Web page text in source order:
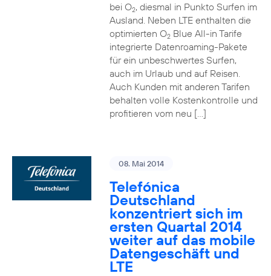
bei O2, diesmal in Punkto Surfen im
Ausland. Neben LTE enthalten die
optimierten O2Blue All-in Tarife
integrierte Datenroaming-Pakete
für ein unbeschwertes Surfen,
auch im Urlaub und auf Reisen.
Auch Kunden mit anderen Tarifen
behalten volle Kostenkontrolle und
profitieren vom neu […]
08. Mai 2014
Telefónica
Deutschland
konzentriert sich im
ersten Quartal 2014
weiter auf das mobile
Datengeschäft und
LTE